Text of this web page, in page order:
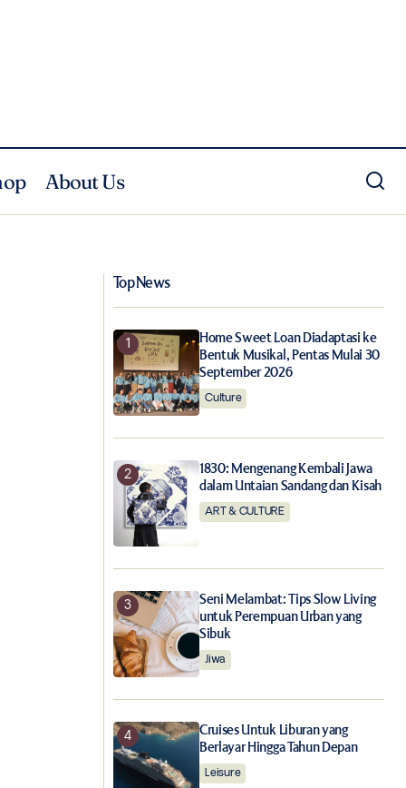
About Us
Top News
Home Sweet Loan Diadaptasi ke
Bentuk Musikal, Pentas Mulai 30
September 2026
Culture
1830: Mengenang Kembali Jawa
dalam Untaian Sandang dan Kisah
ART & CULTURE
Seni Melambat: Tips Slow Living
untuk Perempuan Urban yang
Sibuk
Jiwa
Cruises Untuk Liburan yang
Berlayar Hingga Tahun Depan
Leisure